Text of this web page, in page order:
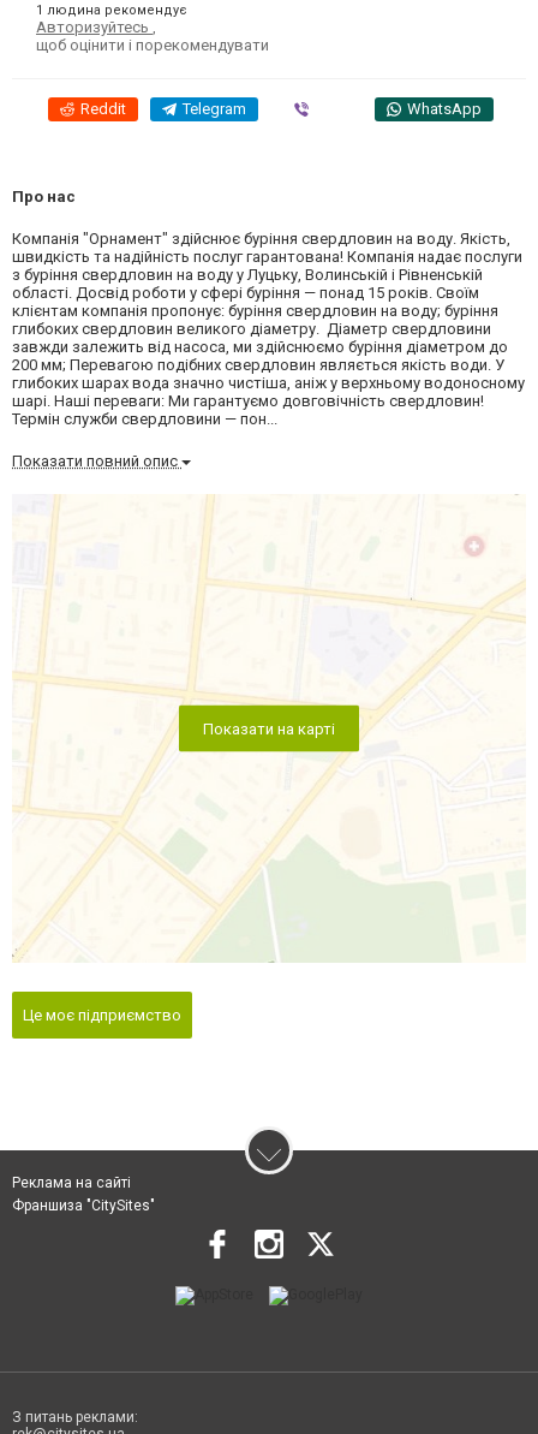
1 людина рекомендує
Авторизуйтесь
щоб оцінити і порекомендувати
Reddit Telegram WhatsApp
Про нас
Компанія "Орнамент" здійснює буріння свердловин на воду. Якість,
швидкість та надійність послуг гарантована! Компанія надає послуги
з буріння свердловин на воду у Луцьку, Волинській і Рівненській
області. Досвід роботи у сфері буріння — понад 15 років. Своїм
клієнтам компанія пропонує: буріння свердловин на воду; буріння
глибоких свердловин великого діаметру. Діаметр свердловини
завжди залежить від насоса, ми здійснюємо буріння діаметром до
200 мм; Перевагою подібних свердловин являється якість води. У
глибоких шарах вода значно чистіша, аніж у верхньому водоносному
шарі. Наші переваги: Ми гарантуємо довговічність свердловин!
Термін служби свердловини — пон...
Показати повний опис
Показати на карті
Це моє підприємство
Реклама на сайті
Франшиза "CitySites"
З питань реклами: